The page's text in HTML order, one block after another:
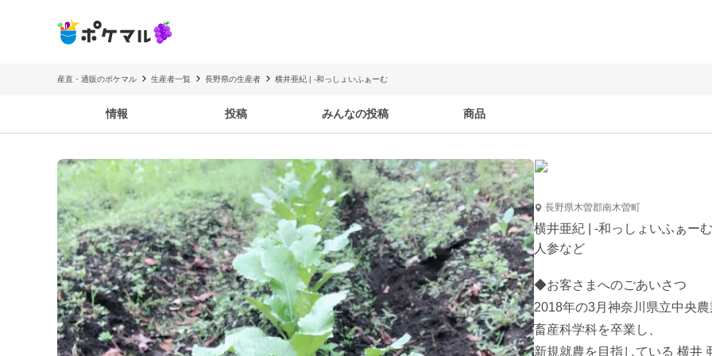
産直・通販のポケマル 生産者一覧 長野県の生産者 横井亜紀 | -和っしょいふぁーむ
情報 投稿 みんなの投稿 商品
長野県木曽郡南木曽町
横井亜紀 | -和っしょいふぁーむ
人参など
◆お客さまへのごあいさつ
2018年の3月神奈川県立中央
畜産科学科を卒業し、
新規就農を目指している 横井